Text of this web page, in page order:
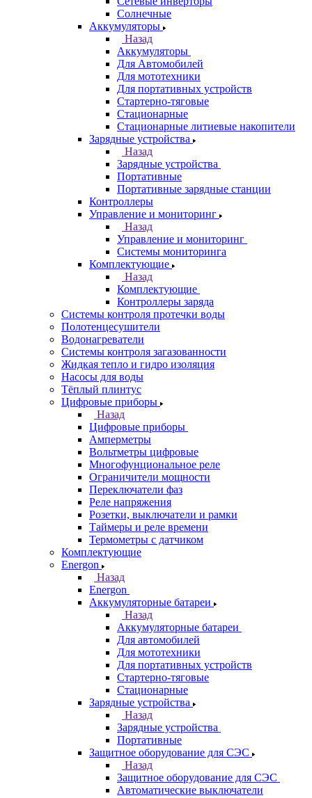
Солнечные
Аккумуляторы
Назад
Аккумуляторы
Для Автомобилей
Для мототехники
Для портативных устройств
Стартерно-тяговые
Стационарные
Стационарные литиевые накопители
Зарядные устройства
Назад
Зарядные устройства
Портативные
Портативные зарядные станции
Контроллеры
Управление и мониторинг
Назад
Управление и мониторинг
Системы мониторинга
Комплектующие
Назад
Комплектующие
Контроллеры заряда
Системы контроля протечки воды
Полотенцесушители
Водонагреватели
Системы контроля загазованности
Жидкая тепло и гидро изоляция
Насосы для воды
Тёплый плинтус
Цифровые приборы
Назад
Цифровые приборы
Амперметры
Вольтметры цифровые
Многофунциональное реле
Ограничители мощности
Переключатели фаз
Реле напряжения
Розетки, выключатели и рамки
Таймеры и реле времени
Термометры c датчиком
Комплектующие
Energon
Назад
Energon
Аккумуляторные батареи
Назад
Аккумуляторные батареи
Для автомобилей
Для мототехники
Для портативных устройств
Стартерно-тяговые
Стационарные
Зарядные устройства
Назад
Зарядные устройства
Портативные
Защитное оборудование для СЭС
Назад
Защитное оборудование для СЭС
Автоматические выключатели